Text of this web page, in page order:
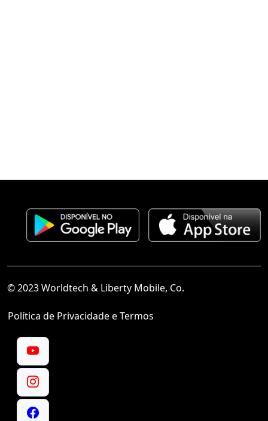
© 2023 Worldtech & Liberty Mobile, Co.
Política de Privacidade e Termos